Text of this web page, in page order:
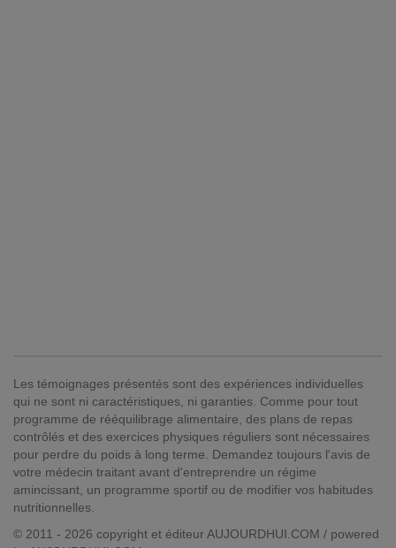
Les témoignages présentés sont des expériences individuelles
qui ne sont ni caractéristiques, ni garanties. Comme pour tout
programme de rééquilibrage alimentaire, des plans de repas
contrôlés et des exercices physiques réguliers sont nécessaires
pour perdre du poids à long terme. Demandez toujours l'avis de
votre médecin traitant avant d'entreprendre un régime
amincissant, un programme sportif ou de modifier vos habitudes
nutritionnelles.
© 2011 - 2026 copyright et éditeur AUJOURDHUI.COM / powered